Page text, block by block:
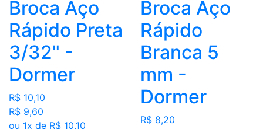
Broca Aço
Rápido Preta
3/32" -
Dormer
R$ 10,10
R$ 9,60
ou 1x de R$ 10,10
Broca Aço
Rápido
Branca 5
mm -
Dormer
R$ 8,20